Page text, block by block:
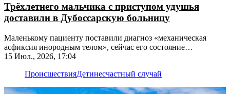
Трёхлетнего мальчика с приступом удушья
доставили в Дубоссарскую больницу
Маленькому пациенту поставили диагноз «механическая
асфиксия инородным телом», сейчас его состояние
стабильное
15 Июл., 2026, 17:04
ПроисшествияДетинесчастный случай